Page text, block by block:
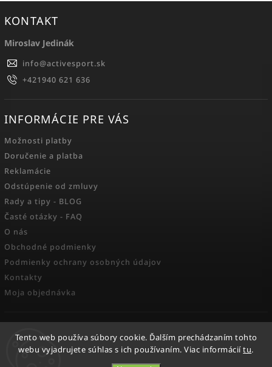
Tento web používa súbory cookie. Ďalším prechádzaním tohto
webu vyjadrujete súhlas s ich používaním. Viac informáciítu.
KONTAKT
Miroslav Jedinák
info@activesport.sk
+421940 621 636
INFORMÁCIE PRE VÁS
Možnosti platby
Doručenie a platba
Reklamácie
Odstúpenie od zmluvy
Rady a tipy - BLOG
Časté otázky - FAQ
O nás
Obchodné podmienky
Podmienky ochrany osobných údajov
Kontakty
Moja objednávka
FACEBOOK